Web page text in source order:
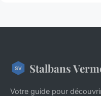
Stalbans
Votre guide pour